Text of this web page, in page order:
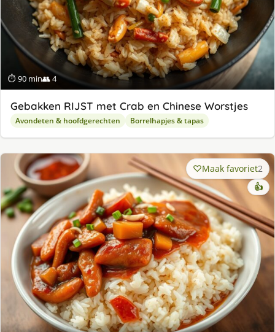
⏱ 90 min👥 4
Gebakken RIJST met Crab en Chinese Worstjes
Avondeten & hoofdgerechten Borrelhapjes & tapas
Maak favoriet2
👍